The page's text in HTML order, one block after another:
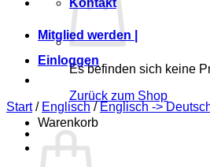
Es befinden sich keine
Zurück zum Shop
Warenkorb
Kontakt
Mitglied werden |
Einloggen
Start / Englisch / Englisch ->